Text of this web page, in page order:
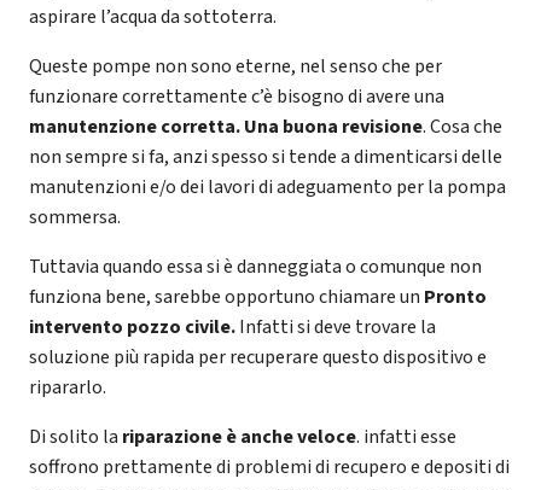
aspirare l’acqua da sottoterra.
Queste pompe non sono eterne, nel senso che per
funzionare correttamente c’è bisogno di avere una
manutenzione corretta. Una buona revisione. Cosa che
non sempre si fa, anzi spesso si tende a dimenticarsi delle
manutenzioni e/o dei lavori di adeguamento per la pompa
sommersa.
Tuttavia quando essa si è danneggiata o comunque non
funziona bene, sarebbe opportuno chiamare un Pronto
intervento pozzo civile.Infatti si deve trovare la
soluzione più rapida per recuperare questo dispositivo e
ripararlo.
Di solito la riparazione è anche veloce. infatti esse
soffrono prettamente di problemi di recupero e depositi di